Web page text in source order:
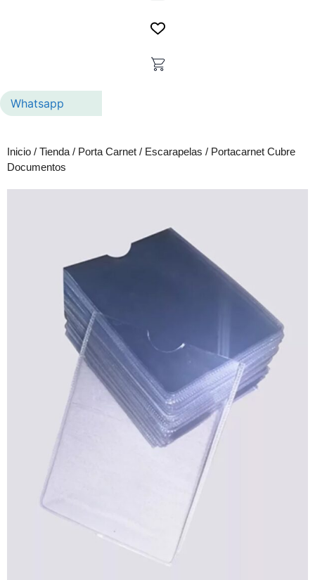
Whatsapp
Inicio / Tienda / Porta Carnet / Escarapelas / Portacarnet Cubre
Documentos